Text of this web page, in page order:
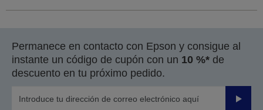
Permanece en contacto con Epson y consigue al
instante un código de cupón con un 10 %* de
descuento en tu próximo pedido.
Enviar